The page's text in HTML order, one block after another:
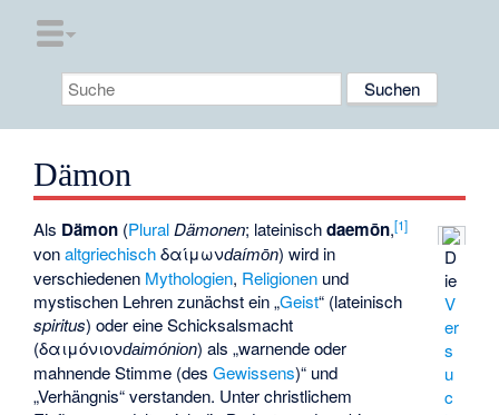
Dämon
D
ie
V
er
s
u
c
Als Dämon (Plural Dämonen; lateinischdaemōn,[1]
vonaltgriechisch δαίμωνdaímōn) wird in
verschiedenen Mythologien, Religionen und
mystischen Lehren zunächst ein „Geist“ (lateinisch
spiritus) oder eine Schicksalsmacht
(δαιμόνιονdaimónion) als „warnende oder
mahnende Stimme (desGewissens)“ und
„Verhängnis“ verstanden. Unter christlichem